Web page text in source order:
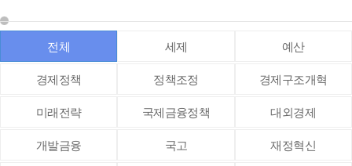
전체 세제 예산
경제정책 정책조정 경제구조개혁
미래전략 국제금융정책 대외경제
개발금융 국고 재정혁신